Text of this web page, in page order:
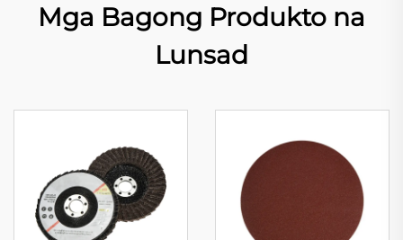
Mga Bagong Produkto na
Lunsad